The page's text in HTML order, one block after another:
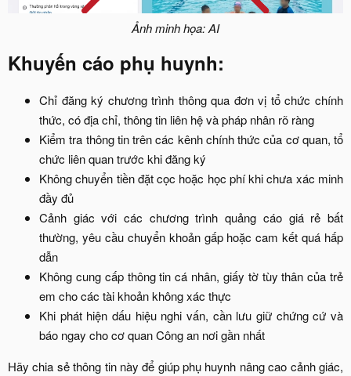
Ảnh minh họa: AI
Khuyến cáo phụ huynh:
Chỉ đăng ký chương trình thông qua đơn vị tổ chức chính
thức, có địa chỉ, thông tin liên hệ và pháp nhân rõ ràng​
Kiểm tra thông tin trên các kênh chính thức của cơ quan, tổ
chức liên quan trước khi đăng ký​
Không chuyển tiền đặt cọc hoặc học phí khi chưa xác minh
đầy đủ​
Cảnh giác với các chương trình quảng cáo giá rẻ bất
thường, yêu cầu chuyển khoản gấp hoặc cam kết quá hấp
dẫn​
Không cung cấp thông tin cá nhân, giấy tờ tùy thân của trẻ
em cho các tài khoản không xác thực​
Khi phát hiện dấu hiệu nghi vấn, cần lưu giữ chứng cứ và
báo ngay cho cơ quan Công an nơi gần nhất​
Hãy chia sẻ thông tin này để giúp phụ huynh nâng cao cảnh giác,